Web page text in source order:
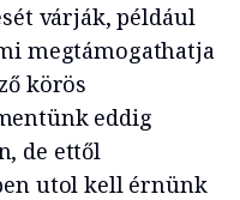
várják, például
megtámogathatja
körös
eddig
de ettől
utol kell érnünk